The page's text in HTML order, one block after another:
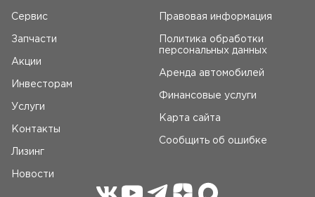
Сервис
Запчасти
Акции
Инвесторам
Услуги
Контакты
Лизинг
Новости
Правовая информация
Политика обработки
персональных данных
Аренда автомобилей
Финансовые услуги
Карта сайта
Сообщить об ошибке